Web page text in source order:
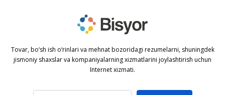
Tovar, bo‘sh ish o‘rinlari va mehnat bozoridagi rezumelarni, shuningdek
jismoniy shaxslar va kompaniyalarning xizmatlarini joylashtirish uchun
Internet xizmati.